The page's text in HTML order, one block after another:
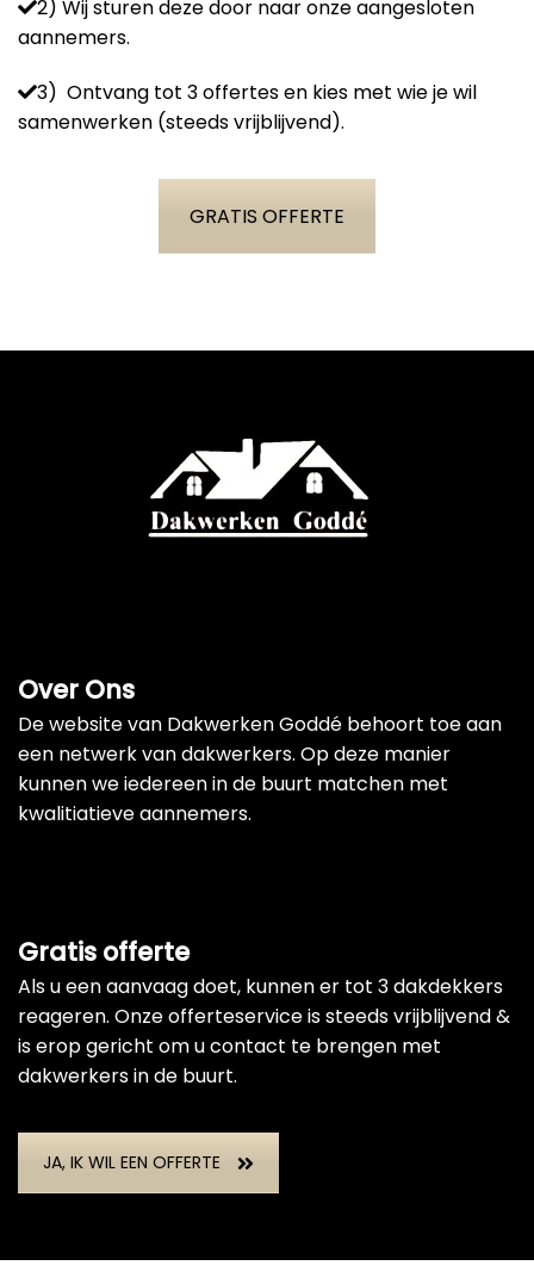
2) Wij sturen deze door naar onze aangesloten
aannemers.
3) Ontvang tot 3 offertes en kies met wie je wil
samenwerken (steeds vrijblijvend).
GRATIS OFFERTE
Over Ons
De website van Dakwerken Goddé behoort toe aan
een netwerk van dakwerkers. Op deze manier
kunnen we iedereen in de buurt matchen met
kwalitiatieve aannemers.
Gratis offerte
Als u een aanvaag doet, kunnen er tot 3 dakdekkers
reageren. Onze offerteservice is steeds vrijblijvend &
is erop gericht om u contact te brengen met
dakwerkers in de buurt.
JA, IK WIL EEN OFFERTE